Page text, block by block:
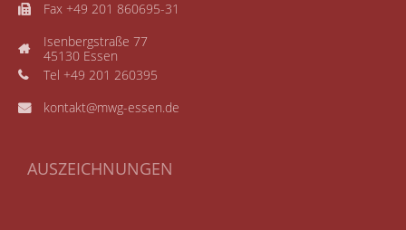
Fax +49 201 860695-31
Isenbergstraße 77
45130 Essen
Tel +49 201 260395
kontakt@mwg-essen.de
AUSZEICHNUNGEN